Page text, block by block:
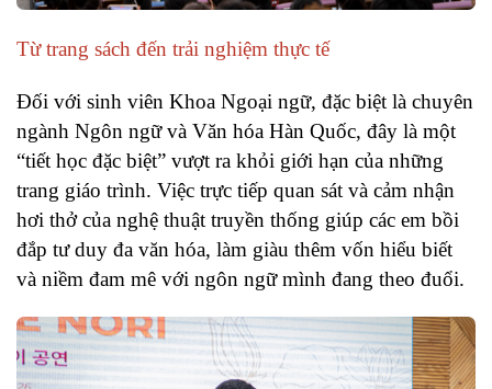
Từ trang sách đến trải nghiệm thực tế
Đối với sinh viên Khoa Ngoại ngữ, đặc biệt là chuyên
ngành Ngôn ngữ và Văn hóa Hàn Quốc, đây là một
“tiết học đặc biệt” vượt ra khỏi giới hạn của những
trang giáo trình. Việc trực tiếp quan sát và cảm nhận
hơi thở của nghệ thuật truyền thống giúp các em bồi
đắp tư duy đa văn hóa, làm giàu thêm vốn hiểu biết
và niềm đam mê với ngôn ngữ mình đang theo đuổi.